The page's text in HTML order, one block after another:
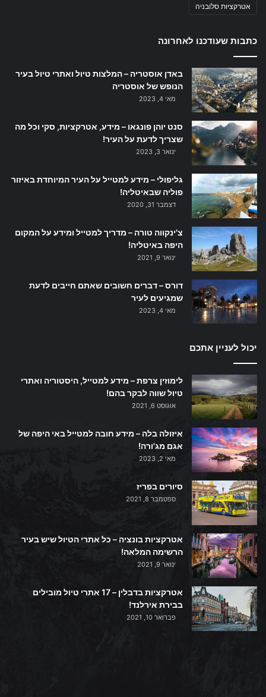
אטרקציות סלובניה
כתבות שעודכנו לאחרונה
באדן אוסטריה – המלצות טיול ואתרי טיול בעיר
הנופש של אוסטריה
מאי 4, 2023
סנט יוהן פונגאו – מידע, אטרקציות, סקי וכל מה
שצריך לדעת על העיר!
ינואר 3, 2023
גליפולי – מידע למטייל על העיר המיוחדת באיזור
פוליה שבאיטליה!
דצמבר 31, 2020
צ'ינקווה טורה – מדריך למטייל ומידע על המקום
היפה באיטליה!
ינואר 9, 2021
דורס – דברים חשובים שאתם חייבים לדעת
שמגיעים לעיר
מאי 4, 2023
יכול לעניין אתכם
לימוזין צרפת – מידע למטייל, היסטוריה ואתרי
טיול שווה לבקר בהם!
אוגוסט 6, 2021
איזולה בלה – מידע חובה למטייל באי היפה של
אגם מג'ורה!
מאי 2, 2023
סיורים בפריז
ספטמבר 8, 2021
אטרקציות בונציה – כל אתרי הטיול שיש בעיר
הרשימה המלאה!
ינואר 9, 2021
אטרקציות בדבלין – 17 אתרי טיול מובילים
בבירת אירלנד!
פברואר 10, 2021